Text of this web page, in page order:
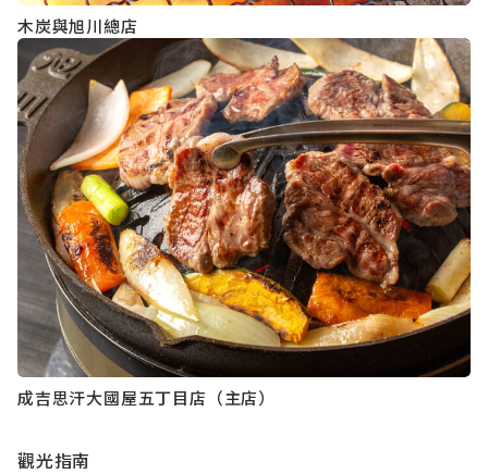
木炭與旭川總店
成吉思汗大國屋五丁目店（主店）
觀光指南